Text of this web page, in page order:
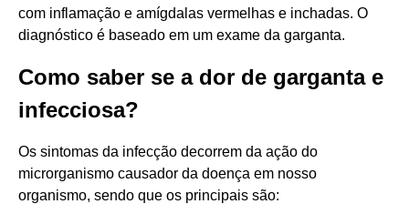
com inflamação e amígdalas vermelhas e inchadas. O
diagnóstico é baseado em um exame da garganta.
Como saber se a dor de garganta e
infecciosa?
Os sintomas da infecção decorrem da ação do
microrganismo causador da doença em nosso
organismo, sendo que os principais são: